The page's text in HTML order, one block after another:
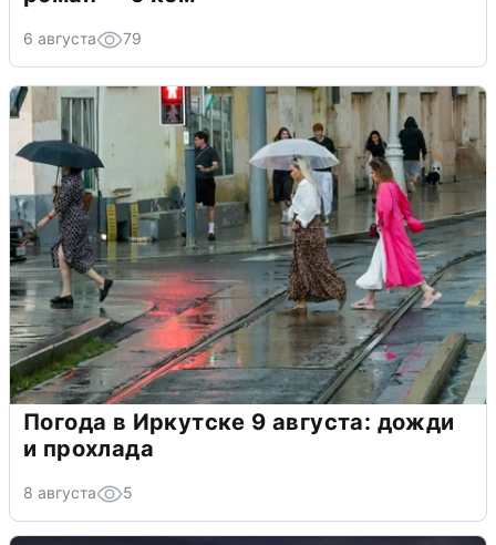
6 августа 79
Погода в Иркутске 9 августа: дожди
и прохлада
8 августа 5